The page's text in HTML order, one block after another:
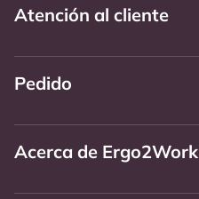
Atención al cliente
Pedido
Acerca de Ergo2Work